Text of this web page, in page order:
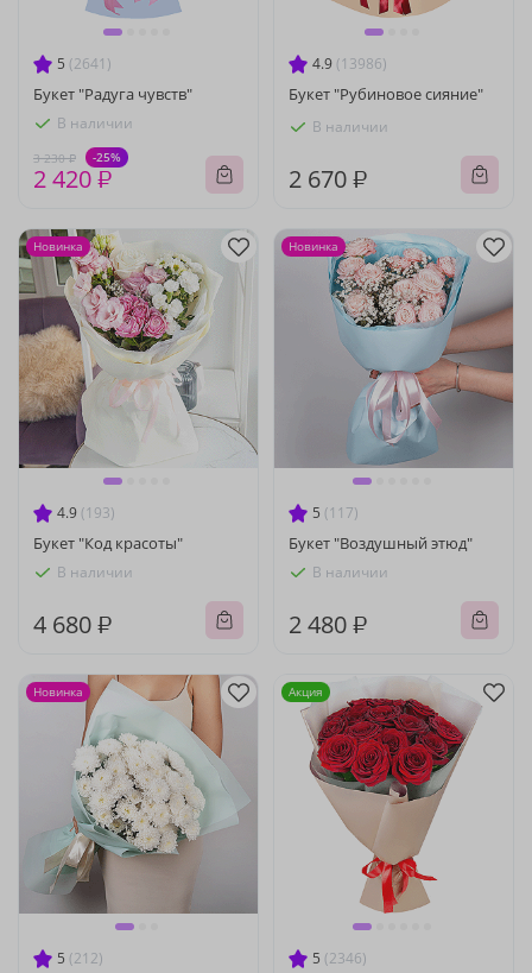
5 (2641)
Букет "Радуга чувств"
В наличии
3 230 ₽ -25%
2 420 ₽
4.9 (13986)
Букет "Рубиновое сияние"
В наличии
2 670 ₽
4.9 (193)
Букет "Код красоты"
В наличии
4 680 ₽
Новинка
5 (117)
Букет "Воздушный этюд"
В наличии
2 480 ₽
Новинка
5 (212)
Новинка
5 (2346)
Акция